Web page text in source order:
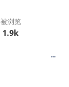
被浏览
1.9k